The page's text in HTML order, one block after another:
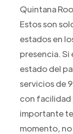
Quintana
Estos son
estados en
presencia.
estado del
servicios de
con facilidad
importante
momento,